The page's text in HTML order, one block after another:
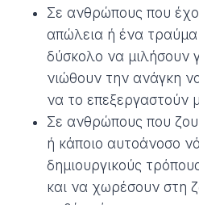
Σε ανθρώπους που
απώλεια ή ένα τραύμα
δύσκολο να μιλήσουν
νιώθουν την ανάγκη
να το επεξεργαστούν
Σε ανθρώπους που
ή κάποιο αυτοάνοσο
δημιουργικούς
και να χωρέσουν στη